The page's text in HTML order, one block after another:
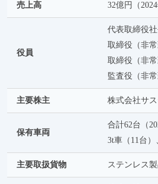
売上高 32億円（
役員
代表取締役
取締役（非
取締役（非
監査役（非
主要株主 株式会社サ
保有車両
合計62台（
3t車（11台
主要取扱貨物 ステンレス